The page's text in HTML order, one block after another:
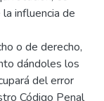
influencia de
o de derecho,
dándoles los
del error
Código Penal